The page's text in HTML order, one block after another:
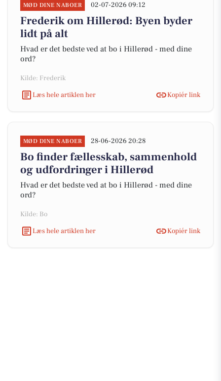
MØD DINE NABOER 02-07-2026 09:12
Frederik om Hillerød: Byen byder
lidt på alt
Hvad er det bedste ved at bo i Hillerød - med dine
ord?
Kilde: Frederik
Læs hele artiklen her
Kopiér link
MØD DINE NABOER 28-06-2026 20:28
Bo finder fællesskab, sammenhold
og udfordringer i Hillerød
Hvad er det bedste ved at bo i Hillerød - med dine
ord?
Kilde: Bo
Læs hele artiklen her
Kopiér link